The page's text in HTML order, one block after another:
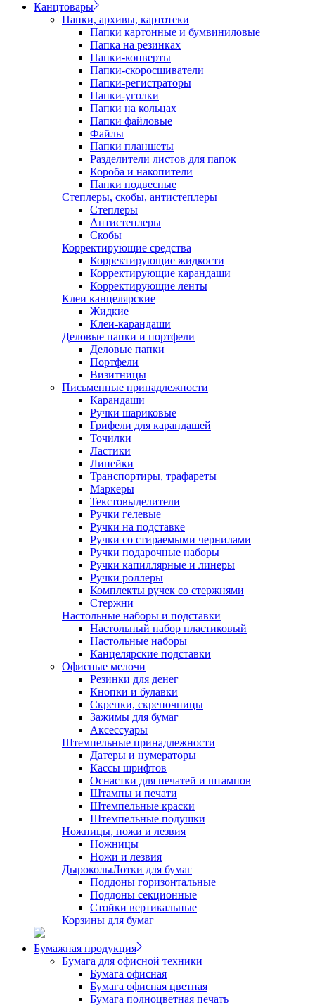
Канцтовары
Папки, архивы, картотеки
Папки картонные и бумвиниловые
Папка на резинках
Папки-конверты
Папки-скоросшиватели
Папки-регистраторы
Папки-уголки
Папки на кольцах
Папки файловые
Файлы
Папки планшеты
Разделители листов для папок
Короба и накопители
Папки подвесные
Степлеры, скобы, антистеплеры
Степлеры
Антистеплеры
Скобы
Корректирующие средства
Корректирующие жидкости
Корректирующие карандаши
Корректирующие ленты
Клеи канцелярские
Жидкие
Клеи-карандаши
Деловые папки и портфели
Деловые папки
Портфели
Визитницы
Письменные принадлежности
Карандаши
Ручки шариковые
Грифели для карандашей
Точилки
Ластики
Линейки
Транспортиры, трафареты
Маркеры
Текстовыделители
Ручки гелевые
Ручки на подставке
Ручки со стираемыми чернилами
Ручки подарочные наборы
Ручки капиллярные и линеры
Ручки роллеры
Комплекты ручек со стержнями
Стержни
Настольные наборы и подставки
Настольный набор пластиковый
Настольные наборы
Канцелярские подставки
Офисные мелочи
Резинки для денег
Кнопки и булавки
Скрепки, скрепочницы
Зажимы для бумаг
Аксессуары
Штемпельные принадлежности
Датеры и нумераторы
Кассы шрифтов
Оснастки для печатей и штампов
Штампы и печати
Штемпельные краски
Штемпельные подушки
Ножницы, ножи и лезвия
Ножницы
Ножи и лезвия
ДыроколыЛотки для бумаг
Поддоны горизонтальные
Поддоны секционные
Стойки вертикальные
Корзины для бумаг
Бумажная продукция
Бумага для офисной техники
Бумага офисная
Бумага офисная цветная
Бумага полноцветная печать